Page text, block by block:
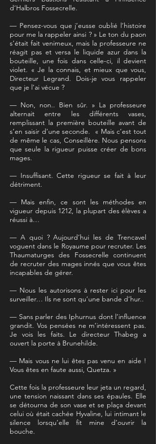
d’Halbros Fossecrelle.
— Pensez-vous que j’eusse oublié l’histoire
pour me la rappeler ainsi ? » Le ton du paon
s’était fait venimeux, mais la professeure ne
réagit pas et versa le liquide azur dans la
bouteille, une fois dans celle-ci, il devient
violet. « Je la connais, et mieux que vous,
Directeur Legrand. Dois-je vous rappeler
que je l’ai vécue ?
— Non, non.. Bien sûr. » La professeure
alternait entre les différents vases,
remplissant la première bouteille avant de
s’en saisir d’une seconde. « Mais c’est tout
de même le cas, Conseillère. Nous pensons
que seule la rigueur puisse créer de bons
mages.
— Insuffisant. Cette rigueur se fait à leur
détriment.
— Mais enfin, ce sont les méthodes en
vigueur depuis 1212, la plupart des élèves a
réussi à…
— A quoi ? Aujourd’hui les de Trencavel
voguent dans le Royaume pour recruter. Les
Thaumaturges des Fossecrelle continuent
de recruter des mages innés que vous êtes
incapables de gérer.
— Nous les autorisons à rester ici pour les
surveiller… Ils ne sont qu’une bande d’hur..
— Sans parler des Iphurnus dont l’influence
grandit. Vos pensées ne m’intéressent pas.
Je vois les faits. Le directeur Thabeg a
ouvert la porte à Brunehilde.
— Mais vous ne lui êtes pas venu en aide !
Vous êtes en faute aussi, Quetza. »
Cette fois la professeure leur jeta un regard,
une tension naissant dans ses épaules. Elle
se détourna de son vase et se plaça devant
celui où était cachée Hyvaline, lui intimant le
silence lorsqu’elle fit mine d’ouvrir la
bouche.